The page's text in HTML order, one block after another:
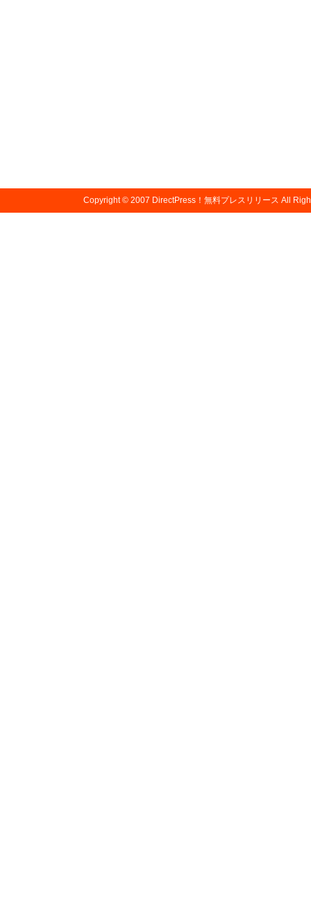
Copyright © 2007 DirectPress！無料プレスリリース All